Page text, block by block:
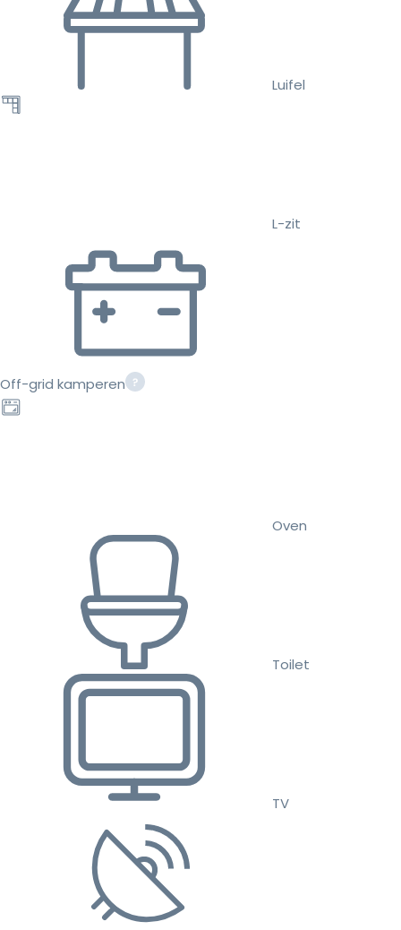
Luifel
L-zit
Off-grid kamperen
Oven
Toilet
TV